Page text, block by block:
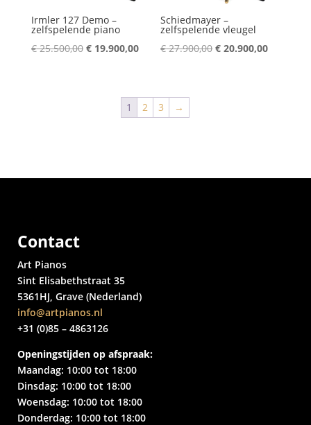
Irmler 127 Demo –
zelfspelende piano
€25.500,00 Oorspronkelijke
€ 25.500,00.
€19.900,00Huidige
€ 19.900,00.
Schiedmayer –
zelfspelende vleugel
€27.900,00 Oorspronkelijke
€ 20.900,00Huidige
1 2 3 →
Contact
Art Pianos
Sint Elisabethstraat 35
5361HJ, Grave (Nederland)
info@artpianos.nl
+31 (0)85 – 4863126
Openingstijden op afspraak:
Maandag: 10:00 tot 18:00
Dinsdag: 10:00 tot 18:00
Woensdag: 10:00 tot 18:00
Donderdag: 10:00 tot 18:00